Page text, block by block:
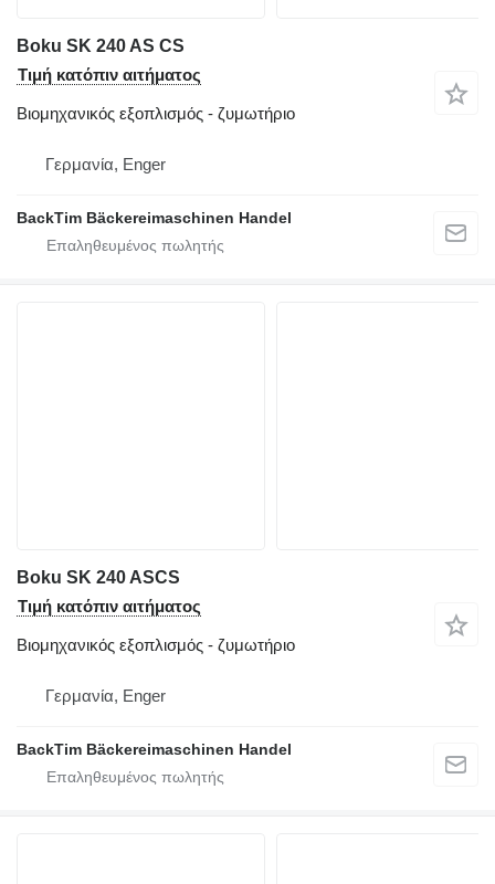
Boku SK 240 AS CS
Τιμή κατόπιν αιτήματος
Βιομηχανικός εξοπλισμός - ζυμωτήριο
Γερμανία, Enger
BackTim Bäckereimaschinen Handel
Boku SK 240 ASCS
Τιμή κατόπιν αιτήματος
Βιομηχανικός εξοπλισμός - ζυμωτήριο
Γερμανία, Enger
BackTim Bäckereimaschinen Handel